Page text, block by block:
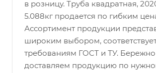
в розницу. Труба квадратная,
5.088кг продается по гибким
Ассортимент продукции
широким выбором,
требованиям ГОСТ и ТУ. Бережно
доставляем продукцию по